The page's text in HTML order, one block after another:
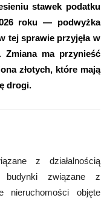
stawek podatku
roku — podwyżka
tej sprawie przyjęła w
Zmiana ma przynieść
złotych, które mają
drogi.
z działalnością
budynki związane z
nieruchomości objęte